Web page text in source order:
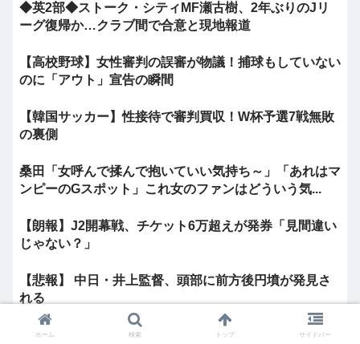
◆英2部◆ストーク・シティMF瀬古樹、2年ぶりのJリ
ーグ復帰か…クラブ間で合意と現地報道
【高校野球】女性審判の誤審が物議！捕球もしていない
のに「アウト」宣告の瞬間
【韓国サッカー】性接待で審判買収！W杯予選7戦無敗
の裏側
桑田「女呼んで揉んで抱いていい気持ち～」「あれはマ
ンピーのGスポット」これ女のファンはどういう気...
【朗報】J2開幕戦、チケット6万超えが発券「見間違い
じゃない？」
【悲報】 中日・井上監督、頭部に前方後円墳が発見さ
れる
【感動】中居正広「ひそかに被災地支援」か「誰にも知
ホーム 検索 トップ サイドバー